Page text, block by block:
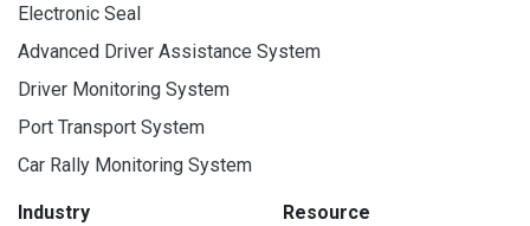
Electronic Seal
Advanced Driver Assistance System
Driver Monitoring System
Port Transport System
Car Rally Monitoring System
Industry
Resource